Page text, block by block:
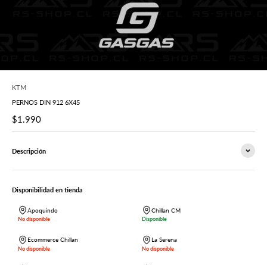
KTM
PERNOS DIN 912 6X45
Precio de oferta
$1.990
Descripción
Disponibilidad en tienda
Apoquindo
No disponible
Chillan CM
Disponible
Ecommerce Chillan
No disponible
La Serena
No disponible